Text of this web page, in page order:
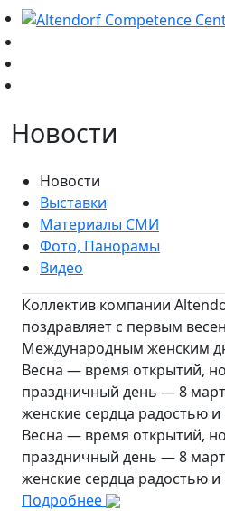
Новости
Новости
Выставки
Материалы СМИ
Фото, Панорамы
Видео
Коллектив компании
поздравляет с первым
Международным женским
Весна — время открытий,
праздничный день — 8
женские сердца радостью
Весна — время открытий,
праздничный день — 8
женские сердца радостью
Подробнее